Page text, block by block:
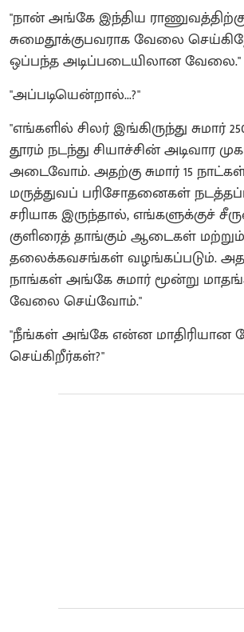
"நான் அங்கே இந்திய
சுமைதூக்குபவராக வேலை
ஒப்பந்த அடிப்படையிலான வேலை."
"அப்படியென்றால்...?"
"எங்களில் சிலர் இங்கிருந்து சுமார்
தூரம் நடந்து சியாச்சின் அடிவார
அடைவோம். அதற்கு சுமார் 15
மருத்துவப் பரிசோதனைகள்
சரியாக இருந்தால், எங்களுக்குச்
குளிரைத் தாங்கும் ஆடைகள் மற்றும்
தலைக்கவசங்கள் வழங்கப்படும்.
நாங்கள் அங்கே சுமார் மூன்று
வேலை செய்வோம்."
"நீங்கள் அங்கே என்ன மாதிரியான
செய்கிறீர்கள்?"